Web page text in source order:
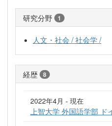
研究分野 1
人文・社会 / 社会学 /
経歴 8
2022年4月 - 現在
上智大学 外国語学部 ド